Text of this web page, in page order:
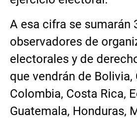
A esa cifra se sumarán
observadores de
electorales y de
que vendrán de Bolivia,
Colombia, Costa Rica,
Guatemala, Honduras,